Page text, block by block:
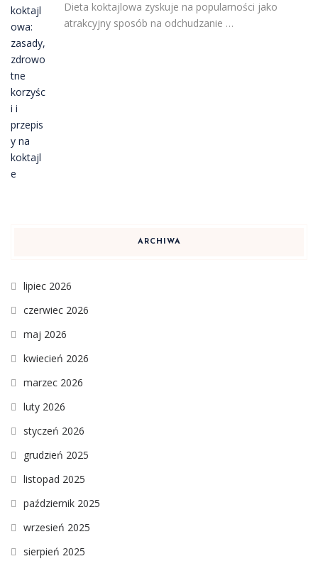
Dieta koktajlowa zyskuje na popularności jako
atrakcyjny sposób na odchudzanie …
ARCHIWA
lipiec 2026
czerwiec 2026
maj 2026
kwiecień 2026
marzec 2026
luty 2026
styczeń 2026
grudzień 2025
listopad 2025
październik 2025
wrzesień 2025
sierpień 2025